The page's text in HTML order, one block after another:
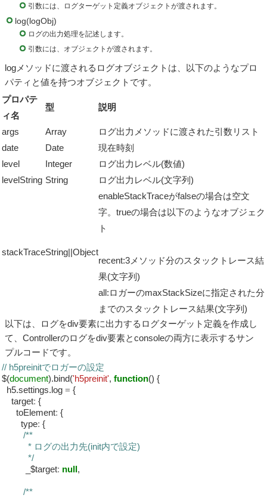
引数には、ログターゲット定義オブジェクトが渡されます。
log(logObj)
ログの出力処理を記述します。
引数には、オブジェクトが渡されます。
logメソッドに渡されるログオブジェクトは、以下のようなプロ
パティと値を持つオブジェクトです。
プロパテ
ィ名
型 説明
args Array
ログ出力メソッドに渡された引数リスト
date
Date
現在時刻
level
Integer
ログ出力レベル(数値)
levelString String ログ出力レベル(文字列)
stackTraceString||Object
enableStackTraceがfalseの場合は空文
字。trueの場合は以下のようなオブジェク
ト
recent:3メソッド分のスタックトレース結
果(文字列)
all:ロガーのmaxStackSizeに指定された分
までのスタックトレース結果(文字列)
以下は、ログをdiv要素に出力するログターゲット定義を作成し
て、Controllerのログをdiv要素とconsoleの両方に表示するサン
プルコードです。
// h5preinitでロガーの設定
$(document).bind('h5preinit', function() {
h5.settings.log = {
target: {
toElement: {
type: {
/**
* ログの出力先(init内で設定)
*/
_$target: null,
/**